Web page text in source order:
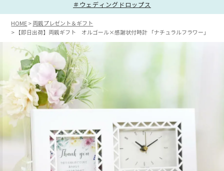
＃ウェディングドロップス
HOME
両親プレゼント＆ギフト
【即日出荷】両親ギフト オルゴール×感謝状付時計 「ナチュラルフラワー」